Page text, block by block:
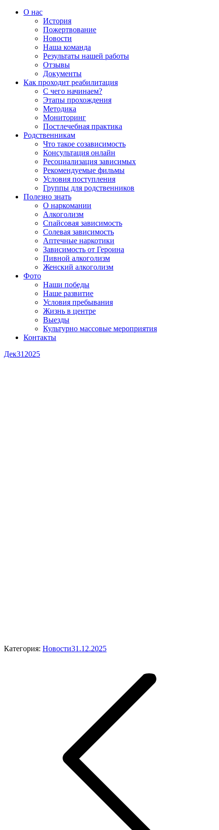
Страница
открывается
Страница
открывается
Страница
открывается
Страница
открывается
О нас
История
Пожертвование
Новости
Наша команда
Результаты нашей работы
Отзывы
Документы
Как проходит реабилитация
С чего начинаем?
Этапы прохождения
Методика
Мониторинг
Постлечебная практика
Родственникам
Что такое созависимость
Консультация онлайн
Ресоциализация зависимых
Рекомендуемые фильмы
Условия поступления
Группы для родственников
Полезно знать
О наркомании
Алкоголизм
Спайсовая зависимость
Солевая зависимость
Аптечные наркотики
Зависимость от Героина
Пивной алкоголизм
Женский алкоголизм
Фото
Наши победы
Наше развитие
Условия пребывания
Жизнь в центре
Выезды
Культурно массовые мероприятия
Контакты
Дек31 2025
Категория: Новости31.12.2025